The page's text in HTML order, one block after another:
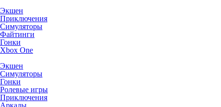
Экшен
Приключения
Симуляторы
Файтинги
Гонки
Xbox One
Экшен
Симуляторы
Гонки
Ролевые игры
Приключения
Аркады